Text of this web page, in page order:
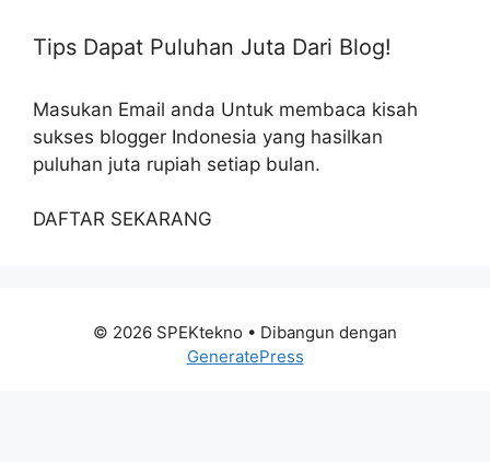
Tips Dapat Puluhan Juta Dari Blog!
Masukan Email anda Untuk membaca kisah
sukses blogger Indonesia yang hasilkan
puluhan juta rupiah setiap bulan.
DAFTAR SEKARANG
© 2026 SPEKtekno • Dibangun dengan
GeneratePress